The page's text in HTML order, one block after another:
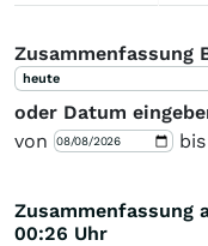
Zusammenfassung
heute
oder Datum
von
bis
Zusammenfassung
00:26 Uhr